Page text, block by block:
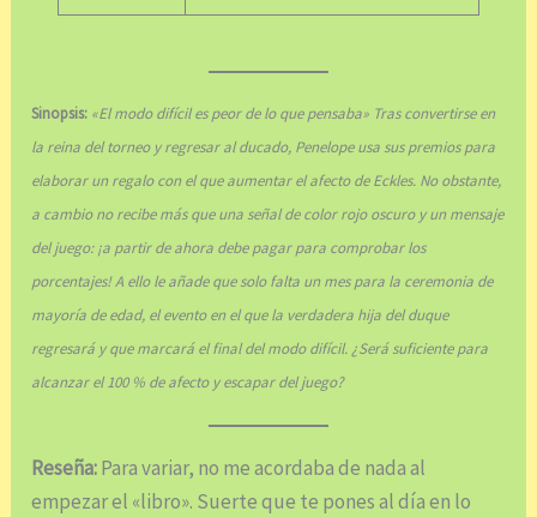
Sinopsis: «El modo difícil es peor de lo que pensaba» Tras convertirse en
la reina del torneo y regresar al ducado, Penelope usa sus premios para
elaborar un regalo con el que aumentar el afecto de Eckles. No obstante,
a cambio no recibe más que una señal de color rojo oscuro y un mensaje
del juego: ¡a partir de ahora debe pagar para comprobar los
porcentajes! A ello le añade que solo falta un mes para la ceremonia de
mayoría de edad, el evento en el que la verdadera hija del duque
regresará y que marcará el final del modo difícil. ¿Será suficiente para
alcanzar el 100 % de afecto y escapar del juego?
Reseña:Para variar, no me acordaba de nada al
empezar el «libro». Suerte que te pones al día en lo